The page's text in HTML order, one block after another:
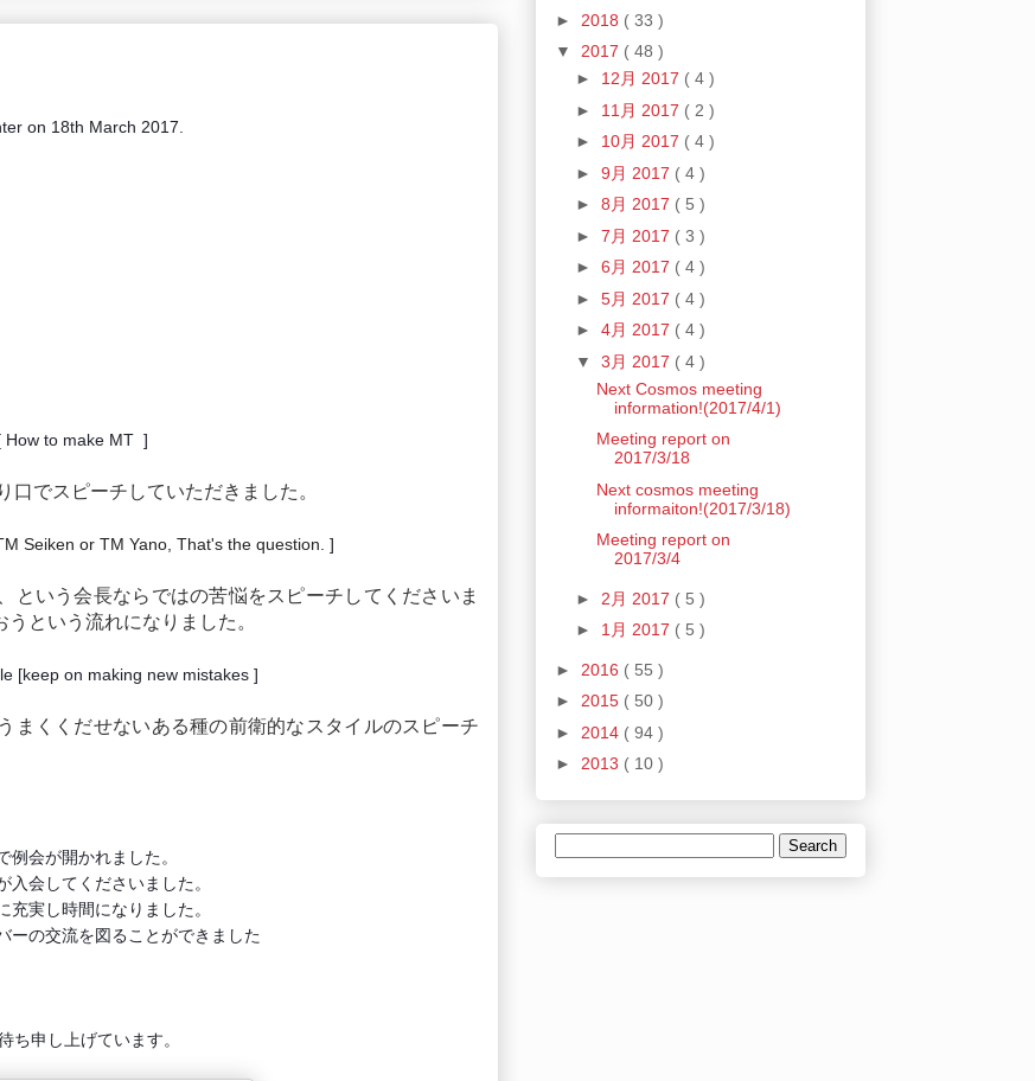
on 18th March 2017.
How to make MT ]
でスピーチしていただきました。
Seiken or TM Yano, That's the question. ]
いう会長ならではの苦悩をスピーチしてくださいま
という流れになりました。
[keep on making new mistakes ]
くくだせないある種の前衛的なスタイルのスピーチ
会が開かれました。
会してくださいました。
実し時間になりました。
の交流を図ることができました
ち申し上げています。
► 2018 ( 33 )
▼ 2017 ( 48 )
► 12月 2017 ( 4 )
► 11月 2017 ( 2 )
► 10月 2017 ( 4 )
► 9月 2017 ( 4 )
► 8月 2017 ( 5 )
► 7月 2017 ( 3 )
► 6月 2017 ( 4 )
► 5月 2017 ( 4 )
► 4月 2017 ( 4 )
▼ 3月 2017 ( 4 )
Next Cosmos meeting
information!(2017/4/1)
Meeting report on
2017/3/18
Next cosmos meeting
informaiton!(2017/3/18)
Meeting report on
2017/3/4
► 2月 2017 ( 5 )
► 1月 2017 ( 5 )
► 2016 ( 55 )
► 2015 ( 50 )
► 2014 ( 94 )
► 2013 ( 10 )